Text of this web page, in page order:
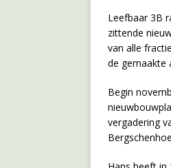
Leefbaar 3B
zittende
van alle
de gemaakte
Begin
vergadering